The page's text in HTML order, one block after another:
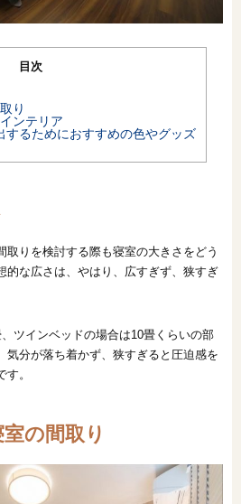
目次
り
ンテリア
するためにおすすめの色やグッズ
取りを検討する際も寝室の大きさをどう
な広さは、やはり、広すぎず、狭すぎ
ツインベッドの場合は10畳くらいの部
気分が落ち着かず、狭すぎると圧迫感を
。
の間取り